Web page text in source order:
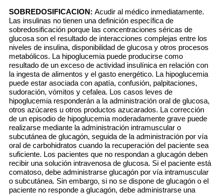
SOBREDOSIFICACION: Acudir al médico inmediatamente.
Las insulinas no tienen una definición específica de
sobredosificación porque las concentraciones séricas de
glucosa son el resultado de interacciones complejas entre los
niveles de insulina, disponibilidad de glucosa y otros procesos
metabólicos. La hipoglucemia puede producirse como
resultado de un exceso de actividad insulínica en relación con
la ingesta de alimentos y el gasto energético. La hipoglucemia
puede estar asociada con apatía, confusión, palpitaciones,
sudoración, vómitos y cefalea. Los casos leves de
hipoglucemia responderán a la administración oral de glucosa,
otros azúcares u otros productos azucarados. La corrección
de un episodio de hipoglucemia moderadamente grave puede
realizarse mediante la administración intramuscular o
subcutánea de glucagón, seguida de la administración por vía
oral de carbohidratos cuando la recuperación del paciente sea
suficiente. Los pacientes que no respondan a glucagón deben
recibir una solución intravenosa de glucosa. Si el paciente está
comatoso, debe administrarse glucagón por vía intramuscular
o subcutánea. Sin embargo, si no se dispone de glucagón o el
paciente no responde a glucagón, debe administrarse una